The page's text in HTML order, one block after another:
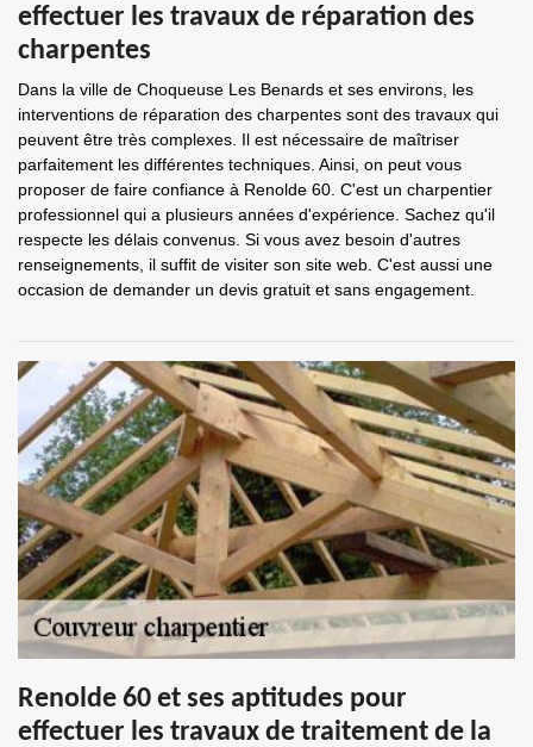
effectuer les travaux de réparation des
charpentes
Dans la ville de Choqueuse Les Benards et ses environs, les
interventions de réparation des charpentes sont des travaux qui
peuvent être très complexes. Il est nécessaire de maîtriser
parfaitement les différentes techniques. Ainsi, on peut vous
proposer de faire confiance à Renolde 60. C'est un charpentier
professionnel qui a plusieurs années d'expérience. Sachez qu'il
respecte les délais convenus. Si vous avez besoin d'autres
renseignements, il suffit de visiter son site web. C'est aussi une
occasion de demander un devis gratuit et sans engagement.
Renolde 60 et ses aptitudes pour
effectuer les travaux de traitement de la